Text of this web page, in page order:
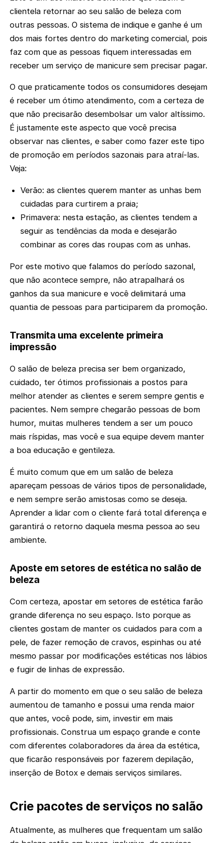
clientela retornar ao seu salão de beleza com
outras pessoas. O sistema de indique e ganhe é um
dos mais fortes dentro do marketing comercial, pois
faz com que as pessoas fiquem interessadas em
receber um serviço de manicure sem precisar pagar.
O que praticamente todos os consumidores desejam
é receber um ótimo atendimento, com a certeza de
que não precisarão desembolsar um valor altíssimo.
É justamente este aspecto que você precisa
observar nas clientes, e saber como fazer este tipo
de promoção em períodos sazonais para atraí-las.
Veja:
Verão: as clientes querem manter as unhas bem
cuidadas para curtirem a praia;
Primavera: nesta estação, as clientes tendem a
seguir as tendências da moda e desejarão
combinar as cores das roupas com as unhas.
Por este motivo que falamos do período sazonal,
que não acontece sempre, não atrapalhará os
ganhos da sua manicure e você delimitará uma
quantia de pessoas para participarem da promoção.
Transmita uma excelente primeira
impressão
O salão de beleza precisa ser bem organizado,
cuidado, ter ótimos profissionais a postos para
melhor atender as clientes e serem sempre gentis e
pacientes. Nem sempre chegarão pessoas de bom
humor, muitas mulheres tendem a ser um pouco
mais ríspidas, mas você e sua equipe devem manter
a boa educação e gentileza.
É muito comum que em um salão de beleza
apareçam pessoas de vários tipos de personalidade,
e nem sempre serão amistosas como se deseja.
Aprender a lidar com o cliente fará total diferença e
garantirá o retorno daquela mesma pessoa ao seu
ambiente.
Aposte em setores de estética no salão de
beleza
Com certeza, apostar em setores de estética farão
grande diferença no seu espaço. Isto porque as
clientes gostam de manter os cuidados para com a
pele, de fazer remoção de cravos, espinhas ou até
mesmo passar por modificações estéticas nos lábios
e fugir de linhas de expressão.
A partir do momento em que o seu salão de beleza
aumentou de tamanho e possui uma renda maior
que antes, você pode, sim, investir em mais
profissionais. Construa um espaço grande e conte
com diferentes colaboradores da área da estética,
que ficarão responsáveis por fazerem depilação,
inserção de Botox e demais serviços similares.
Crie pacotes de serviços no salão
Atualmente, as mulheres que frequentam um salão